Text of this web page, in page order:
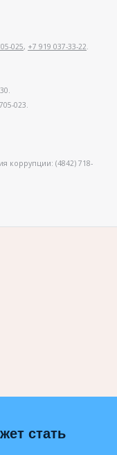
025, +7 919 037-33-22.
023.
коррупции: (4842) 718-
стать